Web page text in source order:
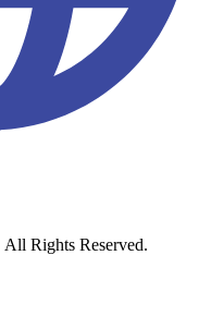
All Rights Reserved.